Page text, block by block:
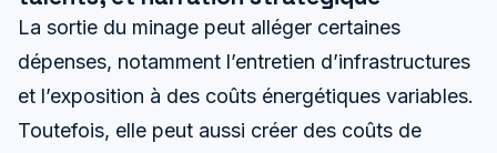
La sortie du minage peut alléger certaines
dépenses, notamment l’entretien d’infrastructures
et l’exposition à des coûts énergétiques variables.
Toutefois, elle peut aussi créer des coûts de